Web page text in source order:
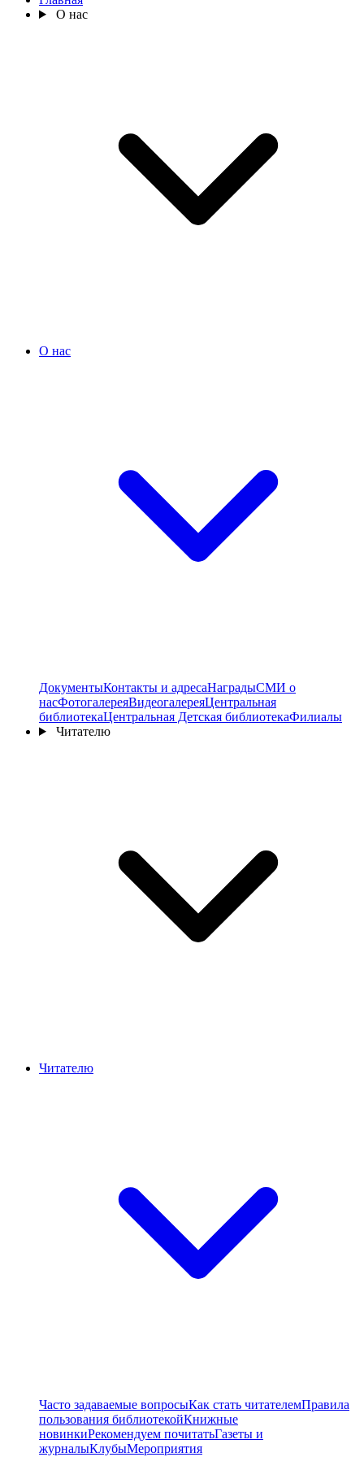
О нас
О нас
ДокументыКонтакты и адресаНаградыСМИ о
насФотогалереяВидеогалереяЦентральная
библиотекаЦентральная Детская библиотекаФилиалы
Читателю
Читателю
Часто задаваемые вопросыКак стать читателемПравила
пользования библиотекойКнижные
новинкиРекомендуем почитатьГазеты и
журналыКлубыМероприятия